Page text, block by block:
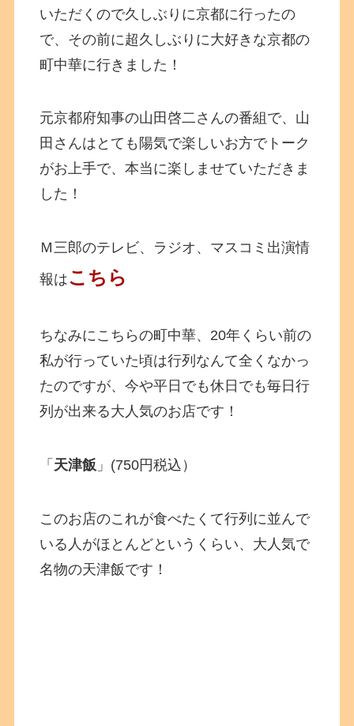
いただくので久しぶりに京都に行ったの
で、その前に超久しぶりに大好きな京都の
町中華に行きました！
元京都府知事の山田啓二さんの番組で、山
田さんはとても陽気で楽しいお方でトーク
がお上手で、本当に楽しませていただきま
した！
Ｍ三郎のテレビ、ラジオ、マスコミ出演情
報はこちら
ちなみにこちらの町中華、20年くらい前の
私が行っていた頃は行列なんて全くなかっ
たのですが、今や平日でも休日でも毎日行
列が出来る大人気のお店です！
「 天津飯 」(750円税込）
このお店のこれが食べたくて行列に並んで
いる人がほとんどというくらい、大人気で
名物の天津飯です！